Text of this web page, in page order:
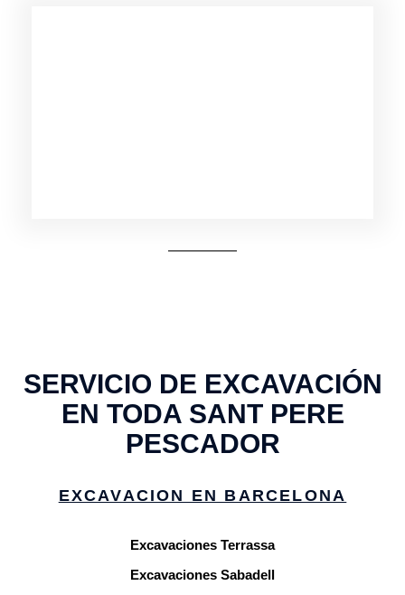
SERVICIO DE EXCAVACIÓN
EN TODA SANT PERE
PESCADOR
EXCAVACION EN BARCELONA
Excavaciones Terrassa
Excavaciones Sabadell